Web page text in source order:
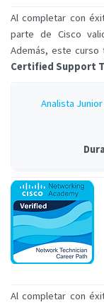
Al completar con
parte de Cisco
Además, este
Certified Support
Analista
Al completar con